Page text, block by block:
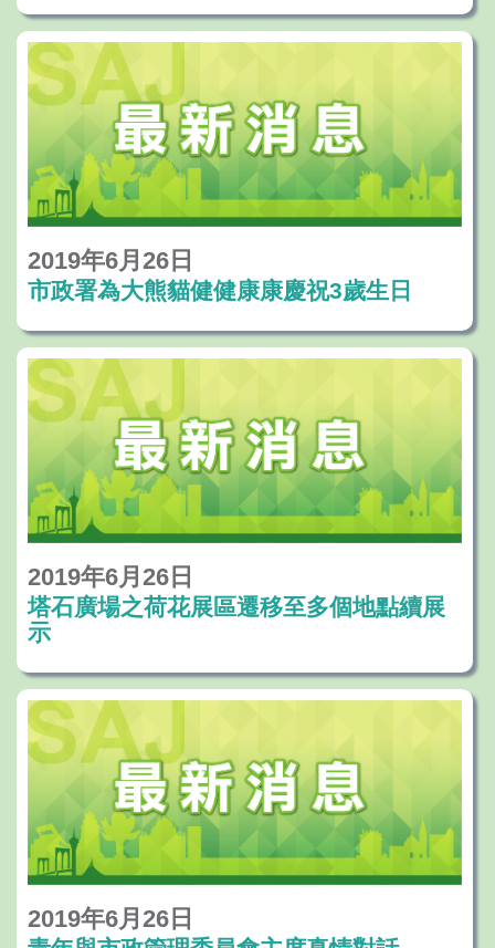
2019年6月26日
市政署為大熊貓健健康康慶祝3歲生日
2019年6月26日
塔石廣場之荷花展區遷移至多個地點續展
示
2019年6月26日